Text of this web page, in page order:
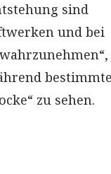
sind
und bei
zu sehen.